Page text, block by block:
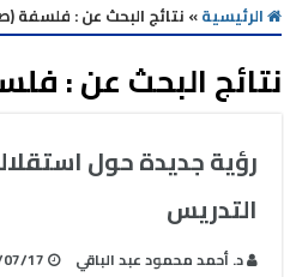
الرئيسية» نتائج البحث عن : فلسفة
نتائج البحث عن :
رؤية جديدة حول
التدريس
د. أحمد محمود عبد الباقي 17